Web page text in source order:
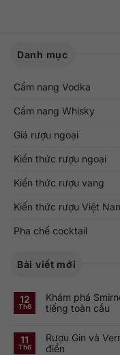
Danh mục
Cẩm nang Vodka
Cẩm nang Whisky
Giá rượu ngoại
Kiến thức rượu ngoại
Kiến thức rượu vang
Kiến thức rượu Việt
Pha chế cocktail
Bài viết mới
12
Th6
Khám phá
tiếng toàn cầu
bình
luận
ở
11
Th6
Rượu Gin và
điển